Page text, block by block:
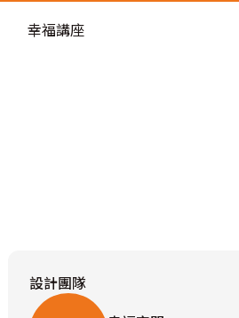
幸福講座
設計團隊